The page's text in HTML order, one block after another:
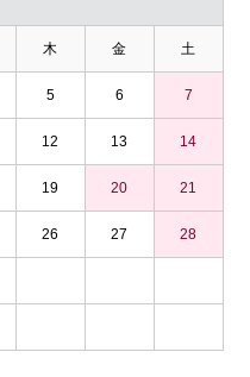
木 金 土
5 6 7
12 13 14
19 20 21
26 27 28